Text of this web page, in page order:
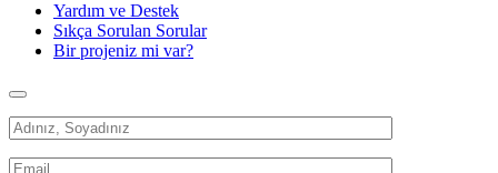
Yardım ve Destek
Sıkça Sorulan Sorular
Bir projeniz mi var?